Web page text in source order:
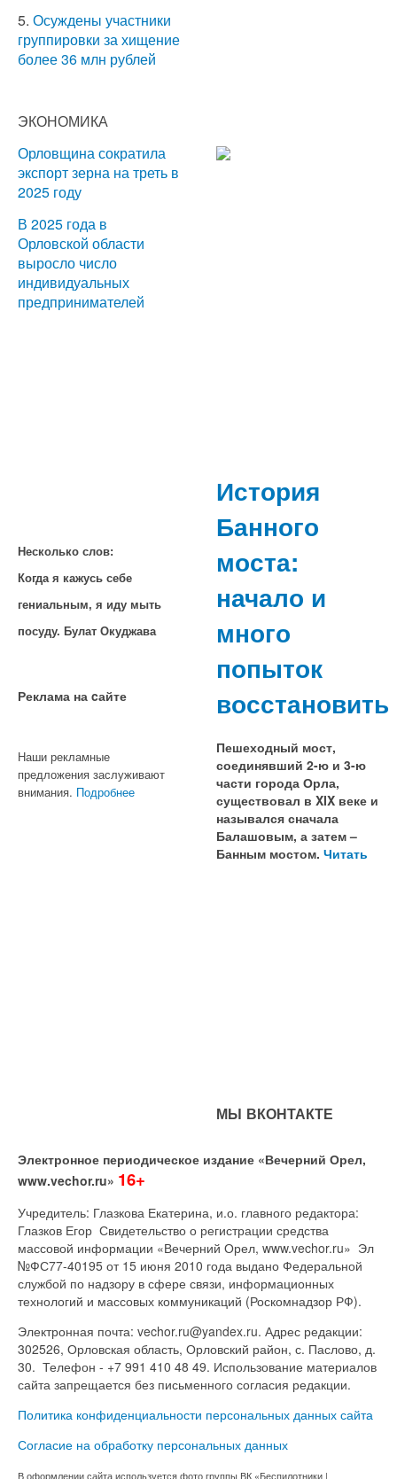
5. Осуждены участники
группировки за хищение
более 36 млн рублей
ЭКОНОМИКА
Орловщина сократила
экспорт зерна на треть в
2025 году
В 2025 года в
Орловской области
выросло число
индивидуальных
предпринимателей
Несколько слов:
Когда я кажусь себе
гениальным, я иду мыть
посуду. Булат Окуджава
Реклама на cайте
Наши рекламные
предложения заслуживают
внимания. Подробнее
История
Банного
моста:
начало и
много
попыток
восстановить
Пешеходный мост,
соединявший 2-ю и 3-ю
части города Орла,
существовал в XIX веке и
назывался сначала
Балашовым, а затем –
Банным мостом. Читать
МЫ ВКОНТАКТЕ
Электронное периодическое издание «Вечерний Орел,
www.vechor.ru» 16+
Учредитель: Глазкова Екатерина, и.о. главного редактора:
Глазков Егор Свидетельство о регистрации средства
массовой информации «Вечерний Орел, www.vechor.ru» Эл
№ФС77-40195 от 15 июня 2010 года выдано Федеральной
службой по надзору в сфере связи, информационных
технологий и массовых коммуникаций (Роскомнадзор РФ).
Электронная почта: vechor.ru@yandex.ru. Адрес редакции:
302526, Орловская область, Орловский район, с. Паслово, д.
30. Телефон - +7 991 410 48 49. Использование материалов
сайта запрещается без письменного согласия редакции.
Политика конфиденциальности персональных данных сайта
Согласие на обработку персональных данных
В оформлении сайта используется фото группы ВК «Беспилотники |